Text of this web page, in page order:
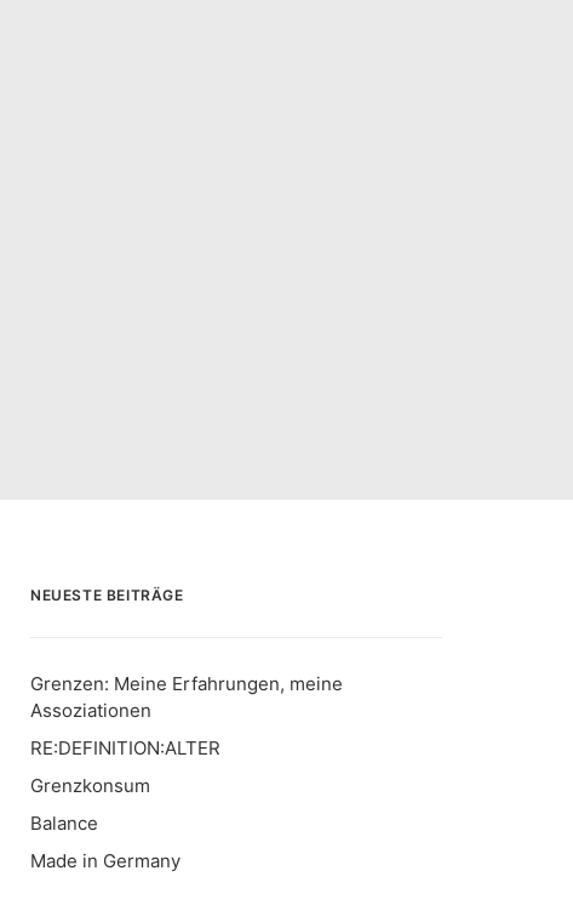
NEUESTE BEITRÄGE
Grenzen: Meine Erfahrungen, meine
Assoziationen
RE:DEFINITION:ALTER
Grenzkonsum
Balance
Made in Germany